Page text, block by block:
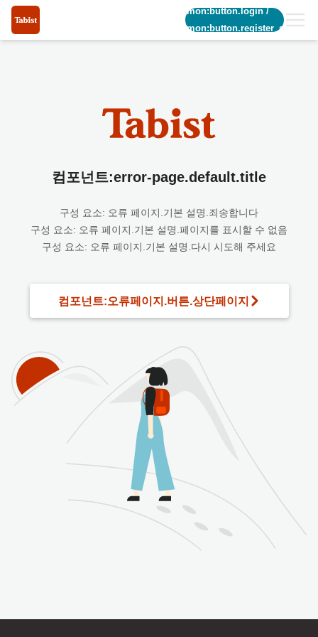
common:button.login/
common:button.register_short
컴포넌트:error-page.default.title
구성 요소: 오류 페이지.기본 설명.죄송합니다
구성 요소: 오류 페이지.기본 설명.페이지를 표시할 수 없음
구성 요소: 오류 페이지.기본 설명.다시 시도해 주세요
컴포넌트:오류페이지.버튼.상단페이지